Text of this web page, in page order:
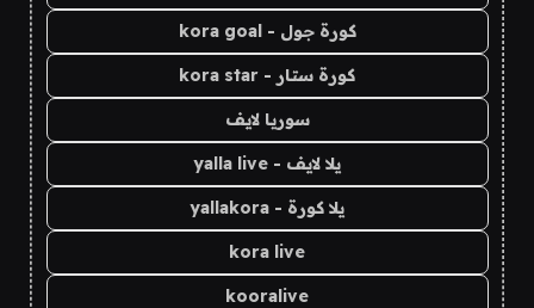
كورة جول - kora goal
كورة ستار - kora star
سوريا لايف
يلا لايف - yalla live
يلا كورة - yallakora
kora live
kooralive